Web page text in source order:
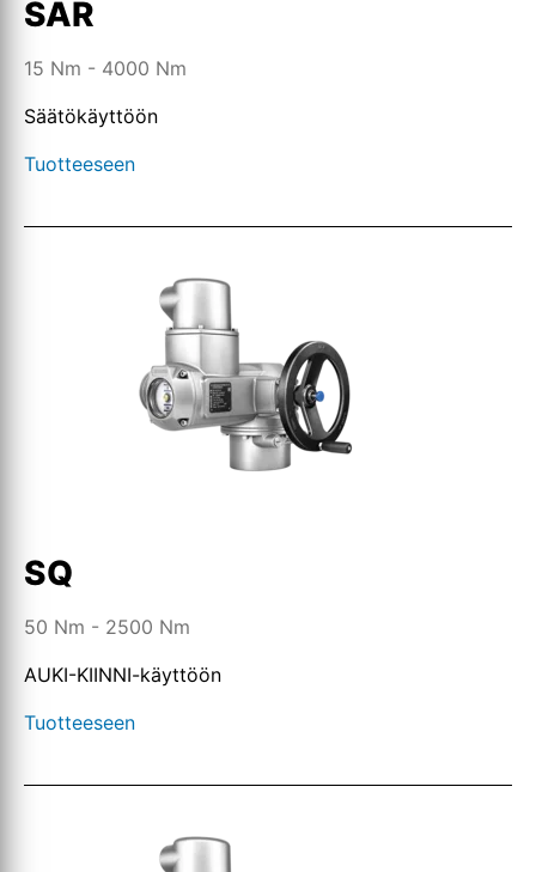
SAR
15 Nm - 4000 Nm
Säätökäyttöön
Tuotteeseen
SQ
50 Nm - 2500 Nm
AUKI-KIINNI-käyttöön
Tuotteeseen